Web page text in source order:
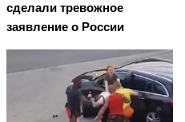
сделали тревожное
заявление о России